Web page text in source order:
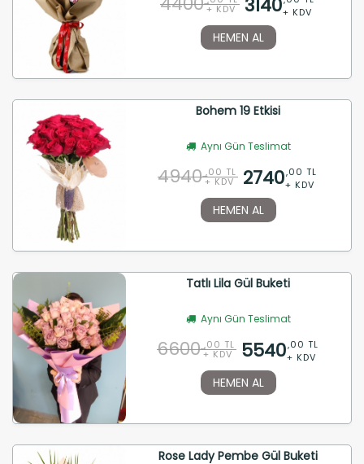
+ KDV 3140+ KDV
HEMEN AL
Bohem 19 Etkisi
Aynı Gün Teslimat
4940 ,00 TL
+ KDV 2740,00 TL
+ KDV
HEMEN AL
Tatlı Lila Gül Buketi
Aynı Gün Teslimat
6600 ,00 TL
+ KDV 5540,00 TL
+ KDV
HEMEN AL
Rose Lady Pembe Gül Buketi